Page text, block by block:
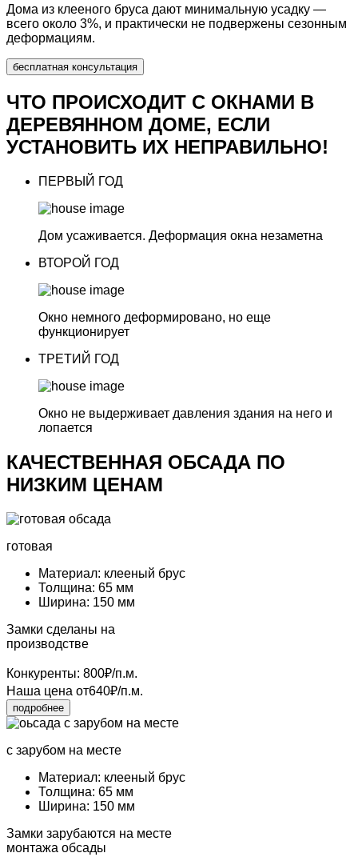
Дома из клееного бруса дают минимальную усадку —
всего около 3%, и практически не подвержены сезонным
деформациям.
бесплатная консультация
ЧТО ПРОИСХОДИТ С ОКНАМИ В
ДЕРЕВЯННОМ ДОМЕ, ЕСЛИ
УСТАНОВИТЬ ИХ НЕПРАВИЛЬНО!
ПЕРВЫЙ ГОД
Дом усаживается. Деформация окна незаметна
ВТОРОЙ ГОД
Окно немного деформировано, но еще
функционирует
ТРЕТИЙ ГОД
Окно не выдерживает давления здания на него и
лопается
КАЧЕСТВЕННАЯ ОБСАДА ПО
НИЗКИМ ЦЕНАМ
готовая
Материал: клееный брус
Толщина: 65 мм
Ширина: 150 мм
Замки сделаны на
производстве
Конкуренты: 800₽/п.м.
Наша цена от640₽/п.м.
подробнее
с зарубом на месте
Материал: клееный брус
Толщина: 65 мм
Ширина: 150 мм
Замки зарубаются на месте
монтажа обсады